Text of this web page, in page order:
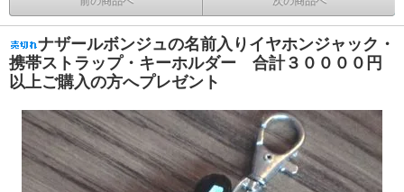
ナザールボンジュの名前入りイヤホンジャック・
携帯ストラップ・キーホルダー 合計３００００円
以上ご購入の方へプレゼント